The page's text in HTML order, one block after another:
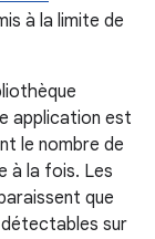
à la limite de
application est
le nombre de
à la fois. Les
que
sur